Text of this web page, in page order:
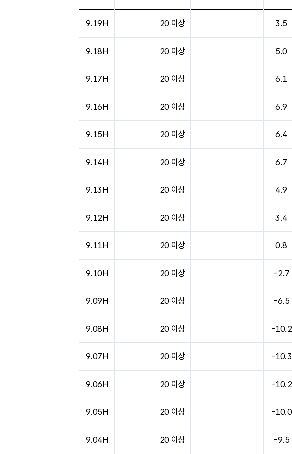
9.19H 20 이상 3.5
9.18H 20 이상 5.0
9.17H 20 이상 6.1
9.16H 20 이상 6.9
9.15H 20 이상 6.4
9.14H 20 이상 6.7
9.13H 20 이상 4.9
9.12H 20 이상 3.4
9.11H 20 이상 0.8
9.10H 20 이상 -2.7
9.09H 20 이상 -6.5
9.08H 20 이상 -10.2
9.07H 20 이상 -10.3
9.06H 20 이상 -10.2
9.05H 20 이상 -10.0
9.04H 20 이상 -9.5